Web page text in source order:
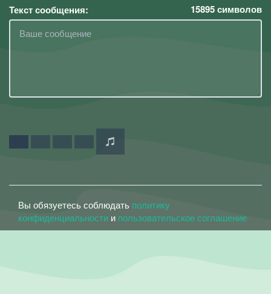
Текст сообщения: 15895символов
Вы обязуетесь соблюдать политику
конфиденциальности и пользовательское соглашение